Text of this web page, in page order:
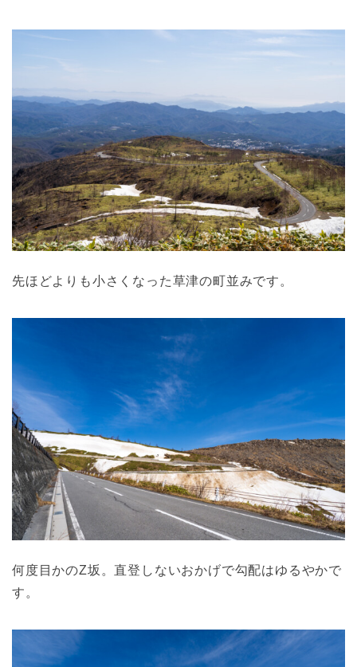
先ほどよりも小さくなった草津の町並みです。
何度目かのZ坂。直登しないおかげで勾配はゆるやかで
す。